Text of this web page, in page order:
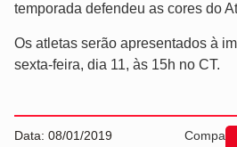
temporada defendeu as cores do
Os atletas serão apresentados à
sexta-feira, dia 11, às 15h no CT.
Data: 08/01/2019